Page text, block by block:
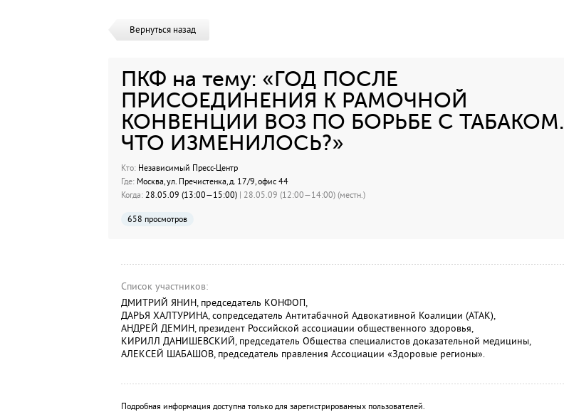
Вернуться назад
ПКФ на тему: «ГОД ПОСЛЕ
ПРИСОЕДИНЕНИЯ К РАМОЧНОЙ
КОНВЕНЦИИ ВОЗ ПО БОРЬБЕ С ТАБАКОМ.
ЧТО ИЗМЕНИЛОСЬ?»
Кто:Независимый Пресс-Центр
Где:Москва, ул. Пречистенка, д. 17/9, офис 44
Когда:28.05.09 (13:00—15:00) | 28.05.09 (12:00—14:00) (местн.)
658 просмотров
Список участников:
ДМИТРИЙ ЯНИН, председатель КОНФОП,
ДАРЬЯ ХАЛТУРИНА, сопредседатель Антитабачной Адвокативной Коалиции (АТАК),
АНДРЕЙ ДЕМИН, президент Российской ассоциации общественного здоровья,
КИРИЛЛ ДАНИШЕВСКИЙ, председатель Общества специалистов доказательной медицины,
АЛЕКСЕЙ ШАБАШОВ, председатель правления Ассоциации «Здоровые регионы».
Подробная информация доступна только для зарегистрированных пользователей.